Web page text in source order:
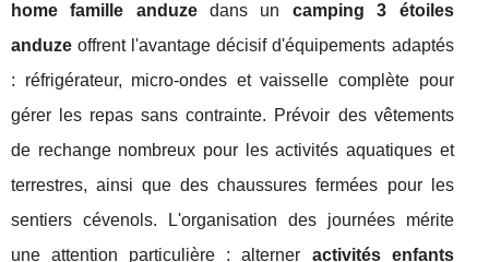
home famille anduzedans un camping 3 étoiles
anduze offrent l'avantage décisif d'équipements adaptés
: réfrigérateur, micro-ondes et vaisselle complète pour
gérer les repas sans contrainte. Prévoir des vêtements
de rechange nombreux pour les activités aquatiques et
terrestres, ainsi que des chaussures fermées pour les
sentiers cévenols. L'organisation des journées mérite
une attention particulière : alterner activités enfants